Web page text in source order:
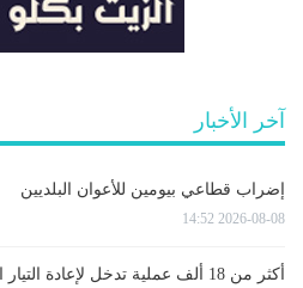
آخر الأخبار
إضراب قطاعي بيومين للأعوان البلديين
2026-08-08 14:52
أكثر من 18 ألف عملية تدخل لإعادة